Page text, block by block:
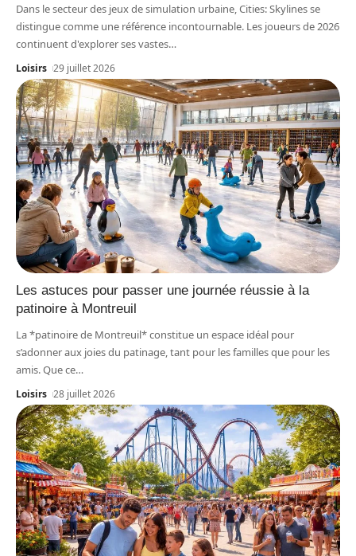
Dans le secteur des jeux de simulation urbaine, Cities: Skylines se
distingue comme une référence incontournable. Les joueurs de 2026
continuent d'explorer ses vastes…
Loisirs 29 juillet 2026
Les astuces pour passer une journée réussie à la
patinoire à Montreuil
La *patinoire de Montreuil* constitue un espace idéal pour
s’adonner aux joies du patinage, tant pour les familles que pour les
amis. Que ce…
Loisirs 28 juillet 2026